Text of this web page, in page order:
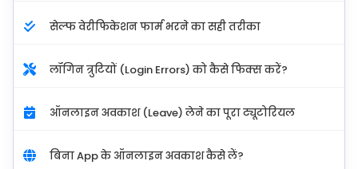
सेल्फ वेरीफिकेशन फार्म भरने का सही तरीका
लॉगिन त्रुटियों (Login Errors) को कैसे फिक्स करें?
ऑनलाइन अवकाश (Leave) लेने का पूरा ट्यूटोरियल
बिना App के ऑनलाइन अवकाश कैसे लें?